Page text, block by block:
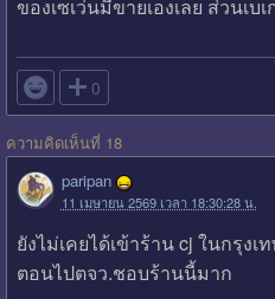
ของเซเว่นมีขายเองเลย ส่วนเบ
 0
ความคิดเห็นที่ 18
paripan
11 เมษายน 2569 เวลา 18:30:28 น.
ยังไม่เคยได้เข้าร้าน cj ในกรุงเ
ตอนไปตจว.ชอบร้านนี้มาก